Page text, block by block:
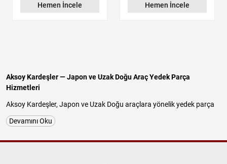
Hemen İncele Hemen İncele
Aksoy Kardeşler — Japon ve Uzak Doğu Araç Yedek Parça
Hizmetleri
Aksoy Kardeşler, Japon ve Uzak Doğu araçlara yönelik yedek parça
tedariğinde uzun yıllara dayanan tecrübesiyle güvenilir ve
profesyonel hizmet sunan köklü bir firmadır. İstanbul Başakşehir
Devamını Oku